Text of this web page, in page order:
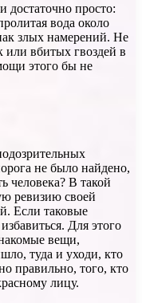
достаточно просто:
вода около
злых намерений. Не
или вбитых гвоздей в
этого бы не
не было найдено,
человека? В такой
ревизию своей
Если таковые
Для этого
вещи,
туда и уходи, кто
правильно, того, кто
лицу.